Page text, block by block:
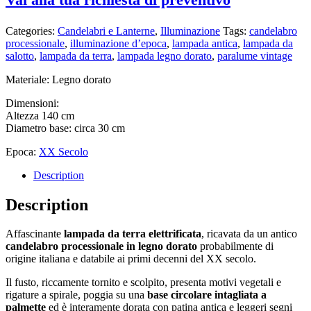
Categories: Candelabri e Lanterne, Illuminazione Tags: candelabro
processionale, illuminazione d’epoca, lampada antica, lampada da
salotto, lampada da terra, lampada legno dorato, paralume vintage
Materiale: Legno dorato
Dimensioni:
Altezza 140 cm
Diametro base: circa 30 cm
Epoca: XX Secolo
Description
Description
Affascinante lampada da terra elettrificata, ricavata da un antico
candelabro processionale in legno dorato probabilmente di
origine italiana e databile ai primi decenni del XX secolo.
Il fusto, riccamente tornito e scolpito, presenta motivi vegetali e
rigature a spirale, poggia su una base circolare intagliata a
palmette ed è interamente dorata con patina antica e leggeri segni